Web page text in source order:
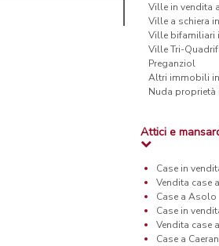
Ville in vendita
Ville a schiera
Ville bifamiliari
Ville Tri-
Preganziol
Altri immobili
Nuda proprietà
Attici e
Case in
Vendita case
Case a Asolo
Case in
Vendita case
Case a